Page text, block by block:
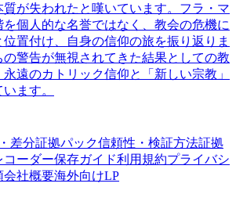
質が失われたと嘆いています。フラ・マ
個人的な名誉ではなく、教会の危機に
置付け、自身の信仰の旅を振り返りま
警告が無視されてきた結果としての教
遠のカトリック信仰と「新しい宗教」
ます。
差分証拠パック信頼性・検証方法証拠
コーダー保存ガイド利用規約プライバシ
会社概要海外向けLP